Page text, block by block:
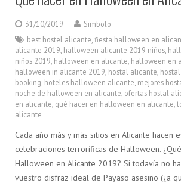
31/10/2019
Simbolo
best hostel alicante fiesta halloween en
alicante 2019 halloween alicante 2019 niños
niños 2019 halloween en alicante halloween en
halloween in alicante 2019 hostal alicante
booking hoteles halloween alicante mejores
noche de halloween en alicante ofertas hostal
en alicante qué hacer en halloween en alicante
alicante
Cada año más y más sitios en Alicante hacen
celebraciones terroríficas de Halloween.
Halloween en Alicante 2019? Si todavía no
vuestro disfraz ideal de Payaso asesino (¿a